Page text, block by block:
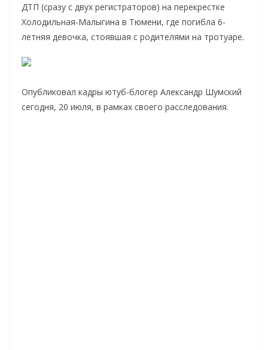
ДТП (сразу с двух регистраторов) на перекрестке
Холодильная-Малыгина в Тюмени, где погибла 6-
летняя девочка, стоявшая с родителями на тротуаре.
Опубликовал кадры ютуб-блогер Александр Шумский
сегодня, 20 июля, в рамках своего расследования.